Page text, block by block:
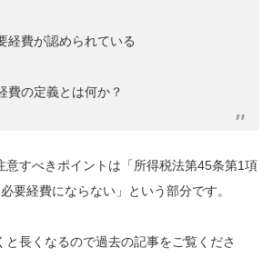
費が認められている
の定義とは何か？
意すべきポイントは「所得税法第45条第1項
要経費にならない」という部分です。
と長くなるので過去の記事をご覧くださ